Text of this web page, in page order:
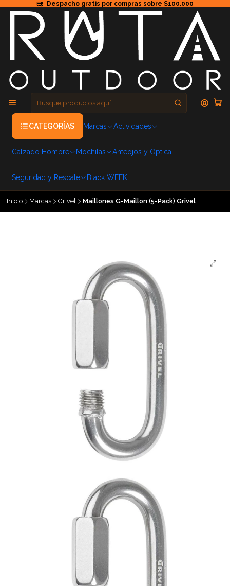
Despacho gratis por compras sobre $100.000
CATEGORÍAS Marcas Actividades
Calzado Hombre Mochilas Anteojos y Optica
Seguridad y Rescate Black WEEK
Inicio Marcas Grivel Maillones G-Maillon (5-Pack) Grivel